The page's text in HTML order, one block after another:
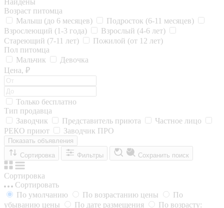
Возраст питомца
Малыш (до 6 месяцев)
Подросток (6-11 месяцев)
Взрослеющий (1-3 года)
Взрослый (4-6 лет)
Стареющий (7-11 лет)
Пожилой (от 12 лет)
Пол питомца
Мальчик
Девочка
Цена, ₽
Только бесплатно
Тип продавца
Заводчик
Представитель приюта
Частное лицо
РЕКО приют
Заводчик ПРО
Показать объявления
Сортировка
Фильтры Сохранить поиск
Сортировка
Сортировать
По умолчанию
По возрастанию цены
По
убыванию цены
По дате размещения
По возрасту: